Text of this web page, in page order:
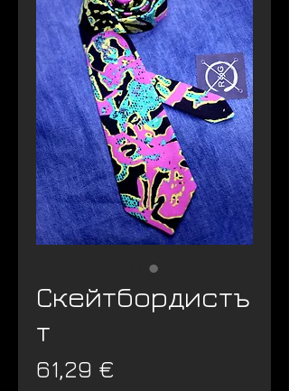
Скейтбордистъ
т
61,29 €